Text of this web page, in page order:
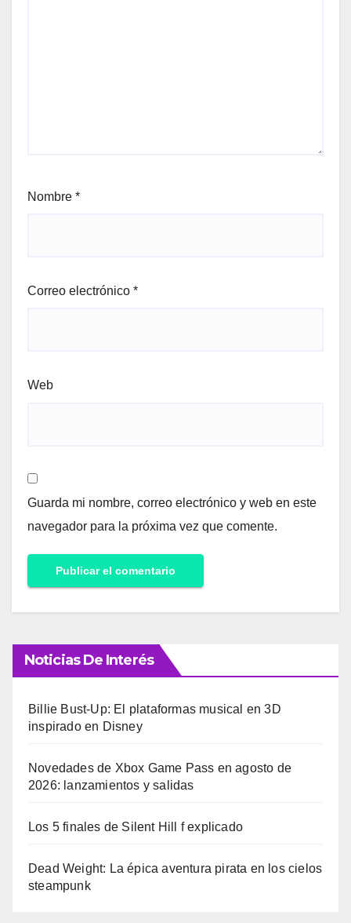
Nombre *
Correo electrónico *
Web
Guarda mi nombre, correo electrónico y web en este
navegador para la próxima vez que comente.
Noticias De Interés
Billie Bust-Up: El plataformas musical en 3D
inspirado en Disney
Novedades de Xbox Game Pass en agosto de
2026: lanzamientos y salidas
Los 5 finales de Silent Hill f explicado
Dead Weight: La épica aventura pirata en los cielos
steampunk